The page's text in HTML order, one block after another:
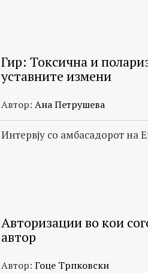
Гир: Токсична и
уставните измени
Автор: Ана Петрушева
Интервју со амбасадорот на
Авторизации во кои
автор
Автор: Гоце Трпковски